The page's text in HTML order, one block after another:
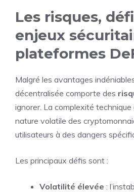
Les risques,
enjeux
plateformes
Malgré les avantages
décentralisée comporte des
ignorer. La complexité
nature volatile des
utilisateurs à des dangers
Les principaux défis sont :
Volatilité élevée :